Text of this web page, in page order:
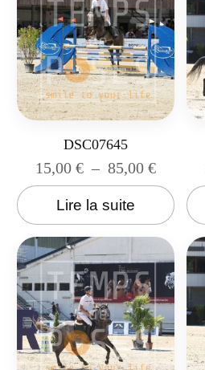
DSC07645
15,00 € – 85,00 €
Lire la suite